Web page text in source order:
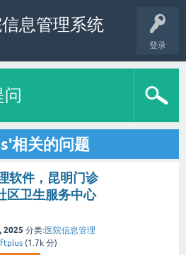
登录
息管理系统
问
相关的问题
软件，昆明门诊
区卫生服务中心
2025 分类:医院信息管理
(1.7k 分)